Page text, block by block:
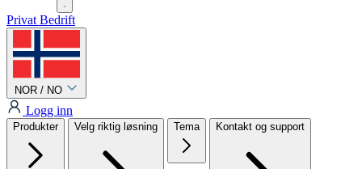
Privat Bedrift
NOR / NO
Logg inn
Produkter Velg riktig løsning Tema Kontakt og support